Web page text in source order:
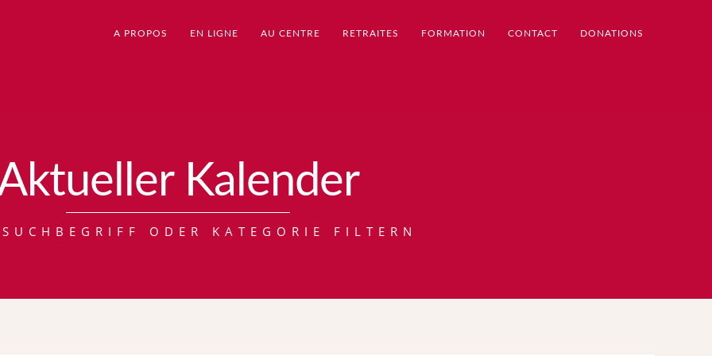
A PROPOS EN LIGNE AU CENTRE RETRAITES FORMATION CONTACT DONATIONS
Kalender
ODER KATEGORIE FILTERN